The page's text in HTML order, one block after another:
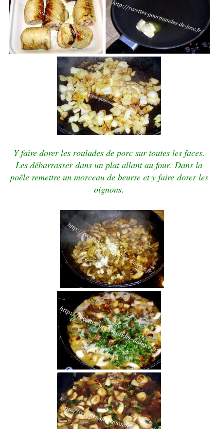
Y faire dorer les roulades de porc sur toutes les faces.
Les débarrasser dans un plat allant au four. Dans la
poêle remettre un morceau de beurre et y faire dorer les
oignons.